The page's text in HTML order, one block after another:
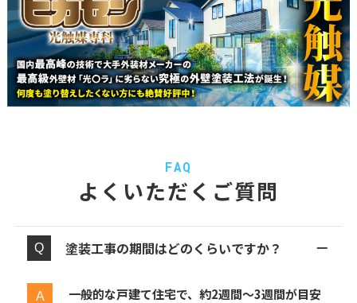
FAQ
よくいただくご質問
塗装工事の期間はどのくらいですか？
一般的な戸建て住宅で、約2週間〜3週間が目安